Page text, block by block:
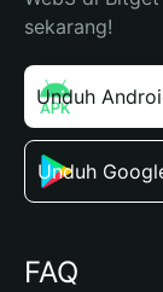
sekarang!
Unduh
Unduh
FAQ